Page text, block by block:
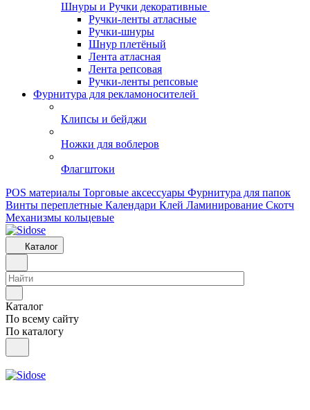
Шнуры и Ручки декоративные
Ручки-ленты атласные
Ручки-шнуры
Шнур плетёный
Лента атласная
Лента репсовая
Ручки-ленты репсовые
Фурнитура для рекламоносителей
Клипсы и бeйджи
Ножки для воблеров
Флагштоки
POS материалы Торговые аксессуары Фурнитура для папок
Винты переплетные Календари Клей Ламинирование Скотч
Механизмы кольцевые
Каталог
Каталог
По всему сайту
По каталогу